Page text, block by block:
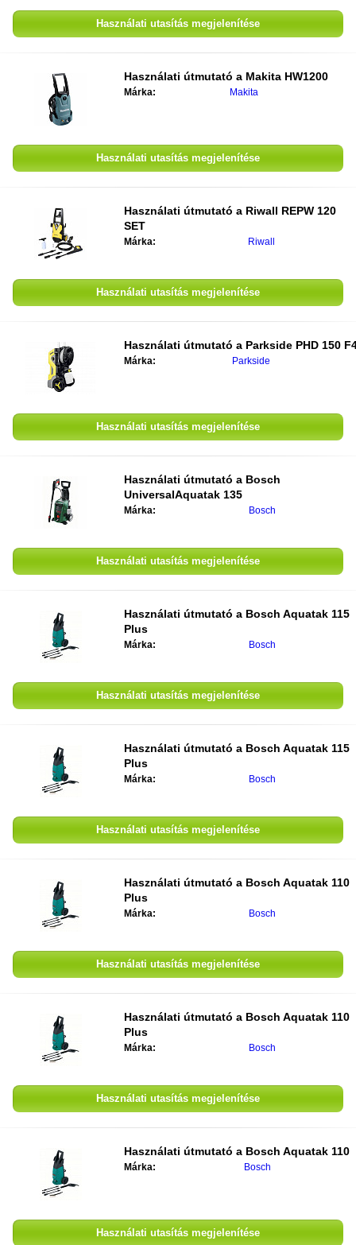
Használati utasítás megjelenítése
Használati útmutató a Makita HW1200
Márka: Makita
Használati utasítás megjelenítése
Használati útmutató a Riwall REPW 120
SET
Márka: Riwall
Használati utasítás megjelenítése
Használati útmutató a Parkside PHD 150
Márka: Parkside
Használati utasítás megjelenítése
Használati útmutató a Bosch
UniversalAquatak 135
Márka: Bosch
Használati utasítás megjelenítése
Használati útmutató a Bosch Aquatak 115
Plus
Márka: Bosch
Használati utasítás megjelenítése
Használati útmutató a Bosch Aquatak 115
Plus
Márka: Bosch
Használati utasítás megjelenítése
Használati útmutató a Bosch Aquatak 110
Plus
Márka: Bosch
Használati utasítás megjelenítése
Használati útmutató a Bosch Aquatak 110
Plus
Márka: Bosch
Használati utasítás megjelenítése
Használati útmutató a Bosch Aquatak 110
Márka: Bosch
Használati utasítás megjelenítése